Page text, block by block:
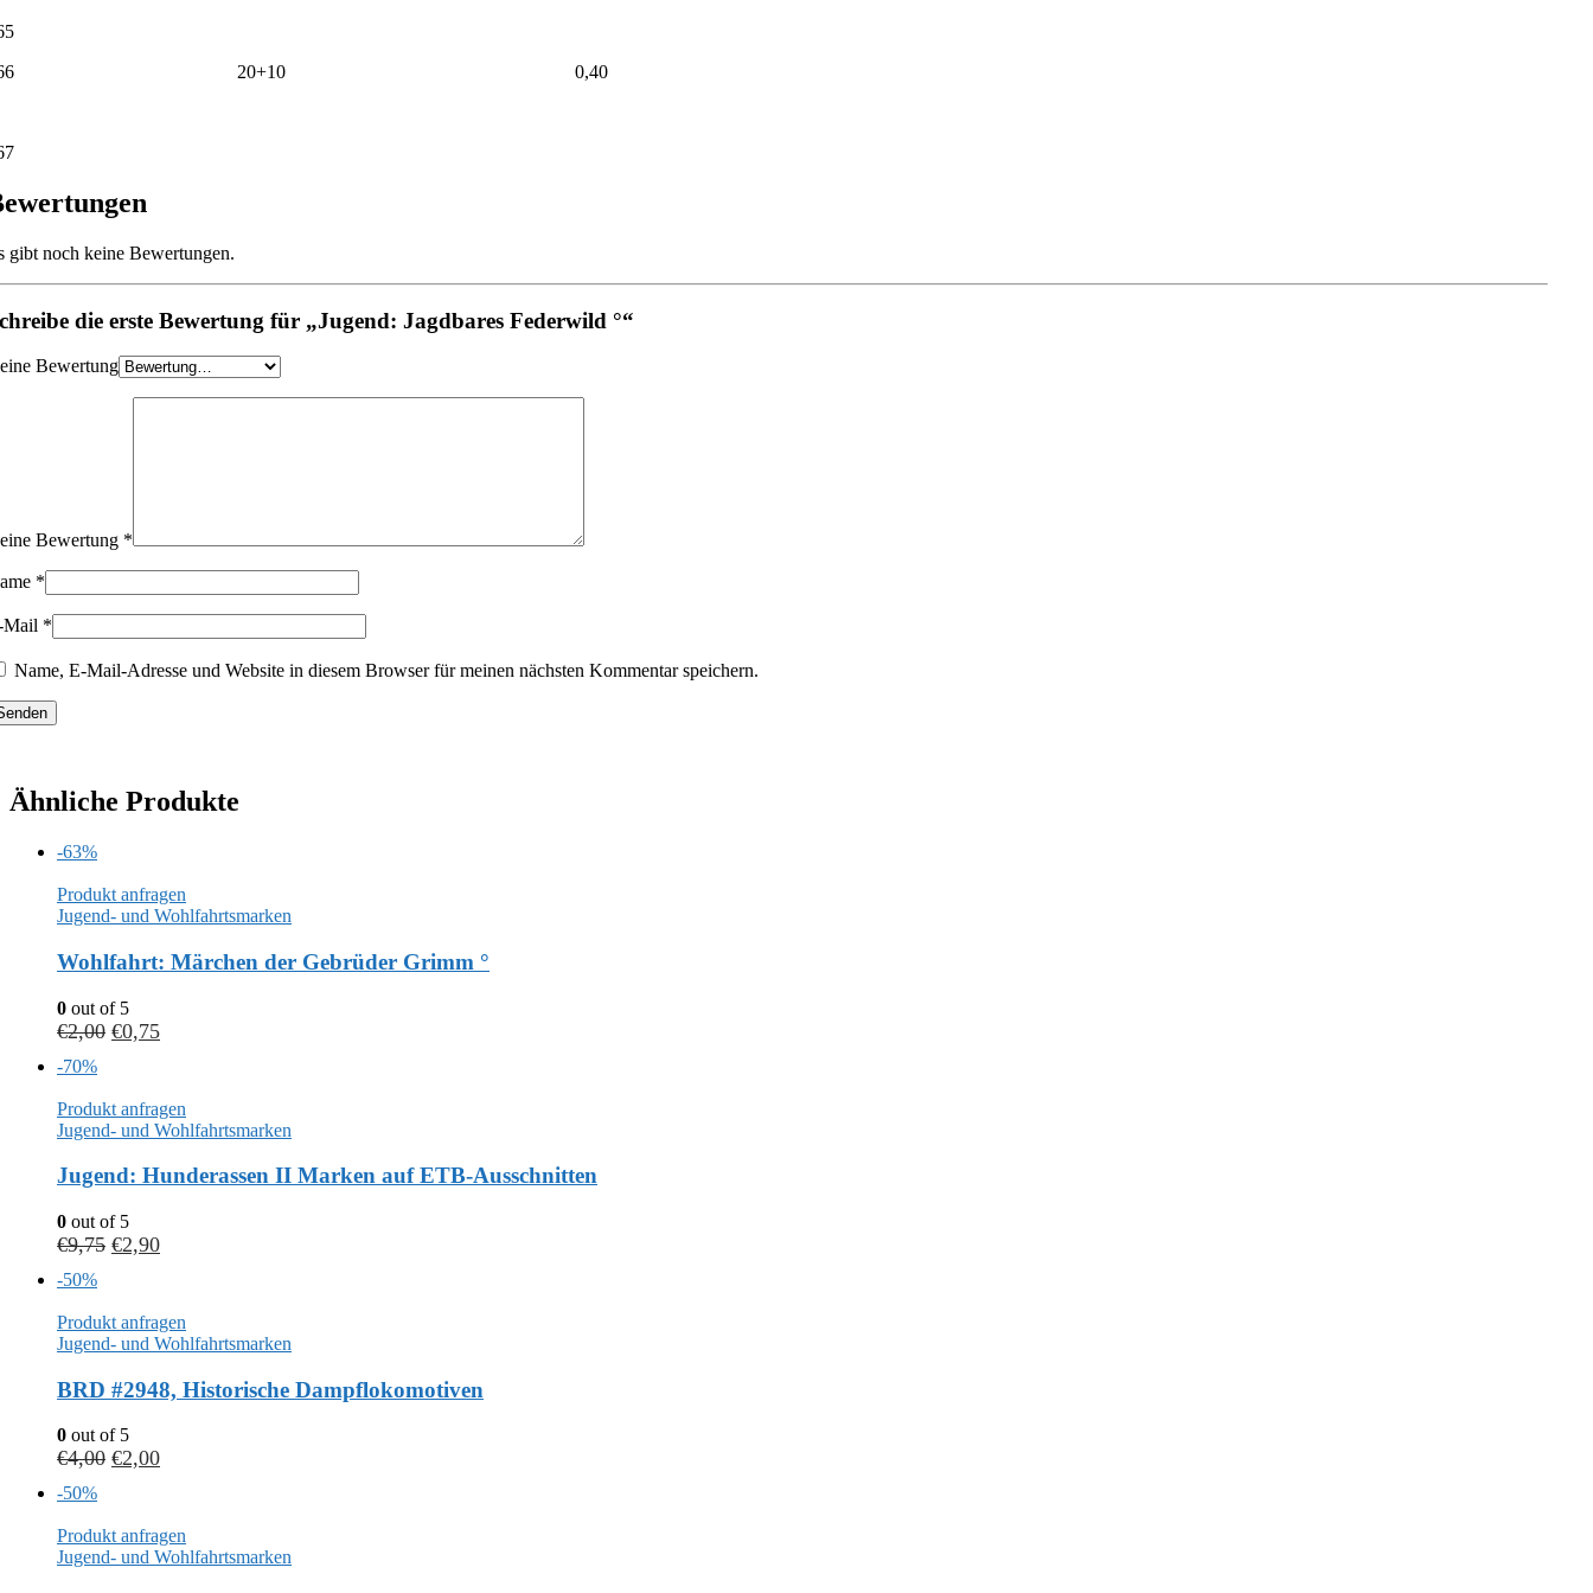
20+10 0,40
gibt noch keine Bewertungen.
die erste Bewertung für „Jugend: Jagdbares Federwild °“
Bewertung
Bewertung *
*
Mail *
Name, E-Mail-Adresse und Website in diesem Browser für meinen nächsten Kommentar speichern.
Ähnliche Produkte
-63%
Produkt anfragen
Jugend- und Wohlfahrtsmarken
Wohlfahrt: Märchen der Gebrüder Grimm °
0 out of 5
€2,00 €0,75
-70%
Produkt anfragen
Jugend- und Wohlfahrtsmarken
Jugend: Hunderassen II Marken auf ETB-Ausschnitten
0 out of 5
€9,75 €2,90
-50%
Produkt anfragen
Jugend- und Wohlfahrtsmarken
BRD #2948, Historische Dampflokomotiven
0 out of 5
€4,00 €2,00
-50%
Produkt anfragen
Jugend- und Wohlfahrtsmarken